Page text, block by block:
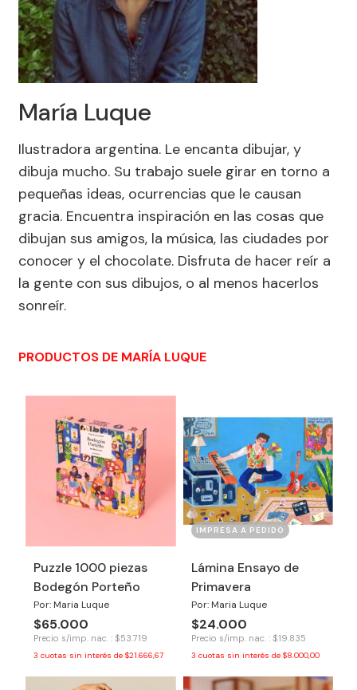
María Luque
Ilustradora argentina. Le encanta dibujar, y
dibuja mucho. Su trabajo suele girar en torno a
pequeñas ideas, ocurrencias que le causan
gracia. Encuentra inspiración en las cosas que
dibujan sus amigos, la música, las ciudades por
conocer y el chocolate. Disfruta de hacer reír a
la gente con sus dibujos, o al menos hacerlos
sonreír.
PRODUCTOS DE MARÍA LUQUE
Puzzle 1000 piezas
Bodegón Porteño
Por: Maria Luque
$65.000
Precio s/imp. nac. : $53.719
3 cuotas sin interés de $21.666,67
IMPRESA A PEDIDO
Lámina Ensayo de
Primavera
Por: Maria Luque
$24.000
Precio s/imp. nac. : $19.835
3 cuotas sin interés de $8.000,00